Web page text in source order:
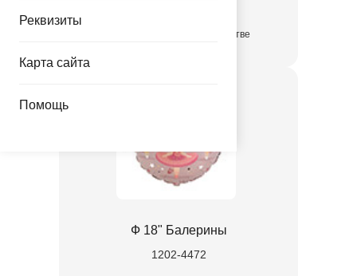
Реквизиты
Карта сайта
Помощь
в достаточном количестве
Ф 18" Балерины
1202-4472